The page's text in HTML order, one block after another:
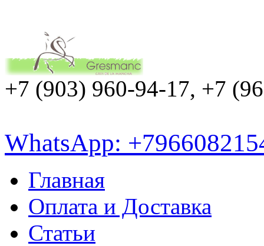
+7 (903) 960-94-17, +7
WhatsApp:
Главная
Оплата и Доставка
Статьи